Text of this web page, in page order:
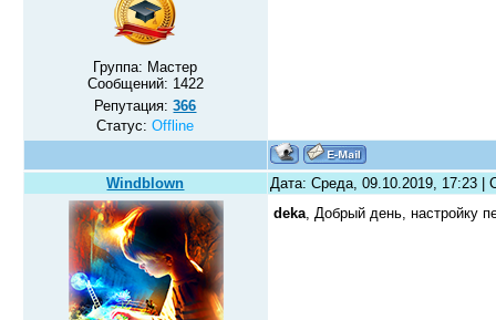
Группа: Мастер
Сообщений: 1422
Репутация:366
Статус:Offline
Windblown Дата: Среда, 09.10.2019, 17:23 |
deka , Добрый день, настройку